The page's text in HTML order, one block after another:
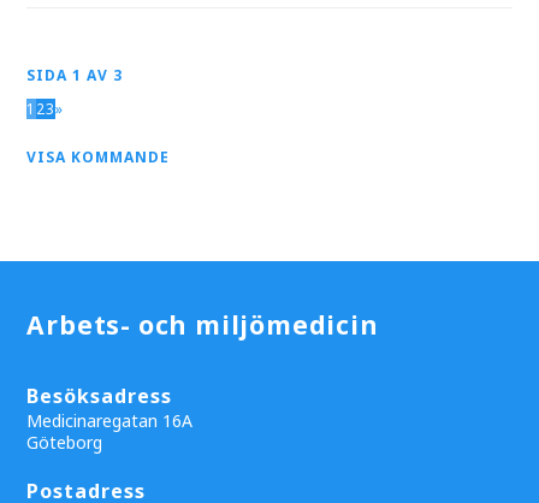
SIDA 1 AV 3
1 23»
VISA KOMMANDE
Arbets- och miljömedicin
Besöksadress
Medicinaregatan 16A
Göteborg
Postadress